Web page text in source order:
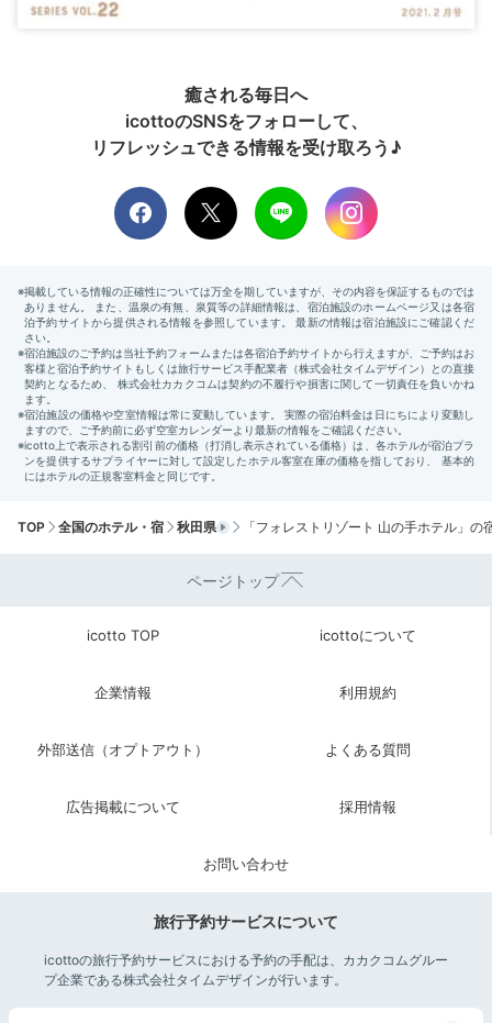
癒される毎日へ
icottoのSNSをフォローして、
リフレッシュできる情報を受け取ろう♪
TOP 全国のホテル・宿 秋田県 「フォレストリゾート 山の手ホテル」の
ページトップ
icotto TOP icottoについて
企業情報 利用規約
外部送信（オプトアウト） よくある質問
広告掲載について 採用情報
お問い合わせ
旅行予約サービスについて
icottoの旅行予約サービスにおける予約の手配は、カカクコムグルー
プ企業である株式会社タイムデザインが行います。